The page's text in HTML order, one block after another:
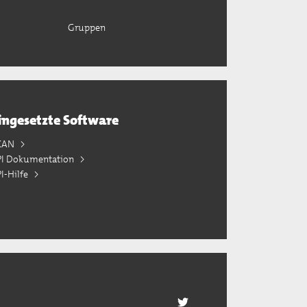
Gruppen
Software
Dokumentation
Hilfe